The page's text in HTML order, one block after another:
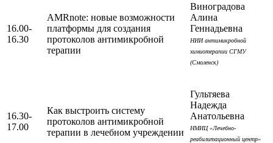
16.00-
16.30
AMRnote: новые возможности
платформы для создания
протоколов антимикробной
терапии
Виноградова
Алина
Геннадьевна
НИИ антимикробной
химиотерапии СГМУ
(Смоленск)
16.30-
17.00
Как выстроить систему
протоколов антимикробной
терапии в лечебном учреждении
Гультяева
Надежда
Анатольевна
НМИЦ «Лечебно-
реабилитационный центр»